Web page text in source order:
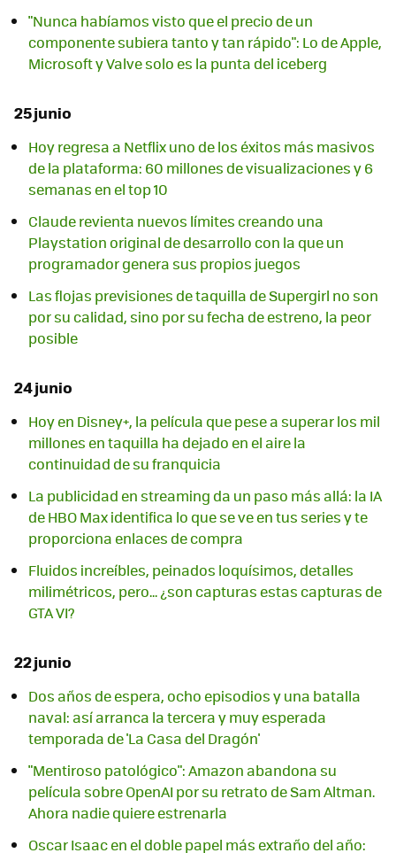
"Nunca habíamos visto que el precio de un
componente subiera tanto y tan rápido": Lo de Apple,
Microsoft y Valve solo es la punta del iceberg
25 junio
Hoy regresa a Netflix uno de los éxitos más masivos
de la plataforma: 60 millones de visualizaciones y 6
semanas en el top 10
Claude revienta nuevos límites creando una
Playstation original de desarrollo con la que un
programador genera sus propios juegos
Las flojas previsiones de taquilla de Supergirl no son
por su calidad, sino por su fecha de estreno, la peor
posible
24 junio
Hoy en Disney+, la película que pese a superar los mil
millones en taquilla ha dejado en el aire la
continuidad de su franquicia
La publicidad en streaming da un paso más allá: la IA
de HBO Max identifica lo que se ve en tus series y te
proporciona enlaces de compra
Fluidos increíbles, peinados loquísimos, detalles
milimétricos, pero... ¿son capturas estas capturas de
GTA VI?
22 junio
Dos años de espera, ocho episodios y una batalla
naval: así arranca la tercera y muy esperada
temporada de 'La Casa del Dragón'
"Mentiroso patológico": Amazon abandona su
película sobre OpenAI por su retrato de Sam Altman.
Ahora nadie quiere estrenarla
Oscar Isaac en el doble papel más extraño del año: